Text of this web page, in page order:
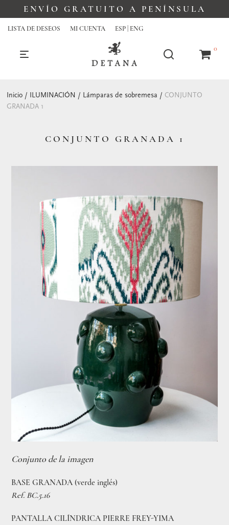
ENVÍO GRATUITO A PENÍNSULA
LISTA DE DESEOS MI CUENTA ESP | ENG
0
Inicio / ILUMINACIÓN / Lámparas de sobremesa / CONJUNTO
GRANADA 1
CONJUNTO GRANADA 1
Conjunto de la imagen
BASE GRANADA (verde inglés)
Ref. BC.5.16
PANTALLA CILÍNDRICA PIERRE FREY-YIMA